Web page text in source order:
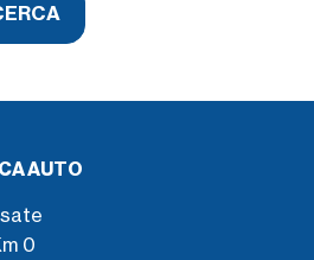
AUTO
0